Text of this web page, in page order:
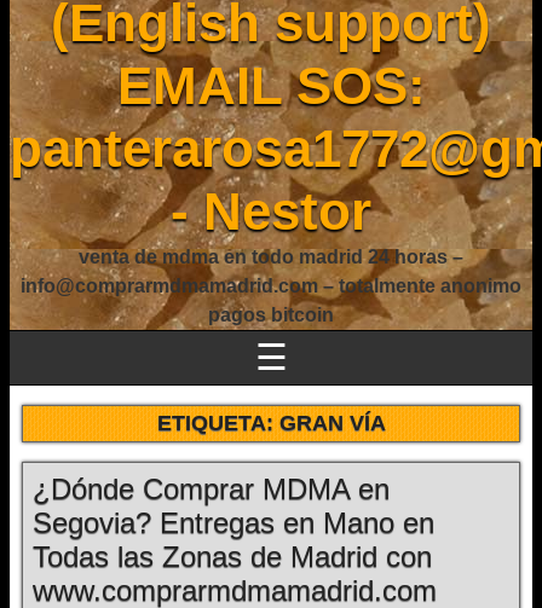
(English support)
EMAIL SOS:
- Nestor
venta de mdma en todo madrid 24 horas –
info@comprarmdmamadrid.com – totalmente anonimo
pagos bitcoin
☰
ETIQUETA:GRAN VÍA
¿Dónde Comprar MDMA en
Segovia? Entregas en Mano en
Todas las Zonas de Madrid con
www.comprarmdmamadrid.com